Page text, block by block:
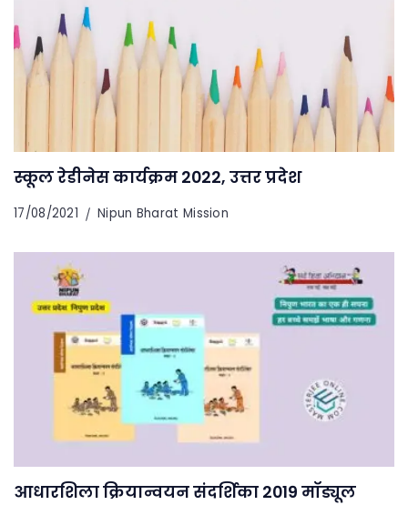
स्कूल रेडीनेस कार्यक्रम 2022, उत्तर प्रदेश
17/08/2021 Nipun Bharat Mission
आधारशिला क्रियान्वयन संदर्शिका 2019 मॉड्यूल